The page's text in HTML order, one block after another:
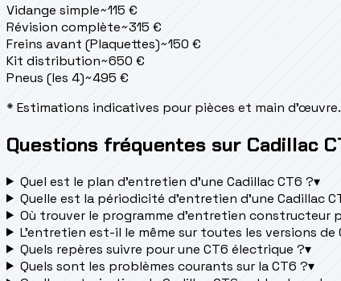
Vidange simple~115 €
Révision complète~315 €
Freins avant (Plaquettes)~150 €
Kit distribution~650 €
Pneus (les 4)~495 €
* Estimations indicatives pour pièces et main d'œuvre.
Questions fréquentes sur Cadillac
Quel est le plan d’entretien d’une Cadillac CT6 ?▾
Quelle est la périodicité d’entretien d’une Cadillac
Où trouver le programme d’entretien constructeur
L'entretien est-il le même sur toutes les versions de
Quels repères suivre pour une CT6 électrique ?▾
Quels sont les problèmes courants sur la CT6 ?▾